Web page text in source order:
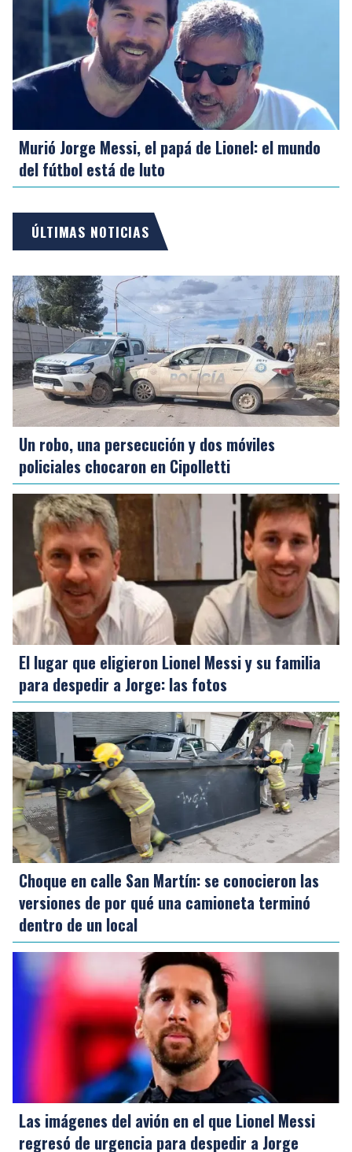
Murió Jorge Messi, el papá de Lionel: el mundo
del fútbol está de luto
ÚLTIMAS NOTICIAS
Un robo, una persecución y dos móviles
policiales chocaron en Cipolletti
El lugar que eligieron Lionel Messi y su familia
para despedir a Jorge: las fotos
Choque en calle San Martín: se conocieron las
versiones de por qué una camioneta terminó
dentro de un local
Las imágenes del avión en el que Lionel Messi
regresó de urgencia para despedir a Jorge